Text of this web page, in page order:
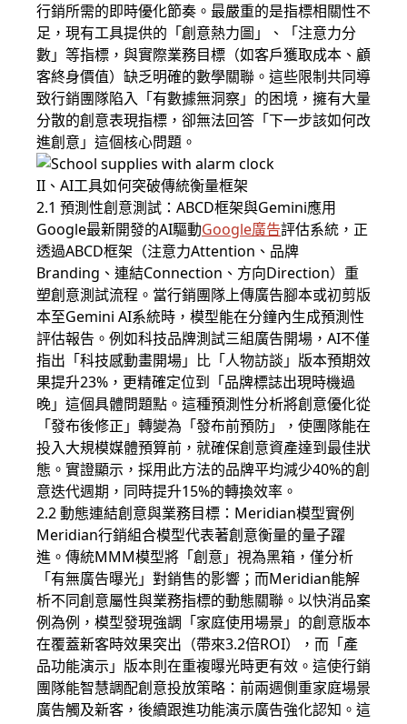
行銷所需的即時優化節奏。最嚴重的是指標相關性不
足，現有工具提供的「創意熱力圖」、「注意力分
數」等指標，與實際業務目標（如客戶獲取成本、顧
客終身價值）缺乏明確的數學關聯。這些限制共同導
致行銷團隊陷入「有數據無洞察」的困境，擁有大量
分散的創意表現指標，卻無法回答「下一步該如何改
進創意」這個核心問題。
II、AI工具如何突破傳統衡量框架
2.1 預測性創意測試：ABCD框架與Gemini應用
Google最新開發的AI驅動Google廣告評估系統，正
透過ABCD框架（注意力Attention、品牌
Branding、連結Connection、方向Direction）重
塑創意測試流程。當行銷團隊上傳廣告腳本或初剪版
本至Gemini AI系統時，模型能在分鐘內生成預測性
評估報告。例如科技品牌測試三組廣告開場，AI不僅
指出「科技感動畫開場」比「人物訪談」版本預期效
果提升23%，更精確定位到「品牌標誌出現時機過
晚」這個具體問題點。這種預測性分析將創意優化從
「發布後修正」轉變為「發布前預防」，使團隊能在
投入大規模媒體預算前，就確保創意資產達到最佳狀
態。實證顯示，採用此方法的品牌平均減少40%的創
意迭代週期，同時提升15%的轉換效率。
2.2 動態連結創意與業務目標：Meridian模型實例
Meridian行銷組合模型代表著創意衡量的量子躍
進。傳統MMM模型將「創意」視為黑箱，僅分析
「有無廣告曝光」對銷售的影響；而Meridian能解
析不同創意屬性與業務指標的動態關聯。以快消品案
例為例，模型發現強調「家庭使用場景」的創意版本
在覆蓋新客時效果突出（帶來3.2倍ROI），而「產
品功能演示」版本則在重複曝光時更有效。這使行銷
團隊能智慧調配創意投放策略：前兩週側重家庭場景
廣告觸及新客，後續跟進功能演示廣告強化認知。這